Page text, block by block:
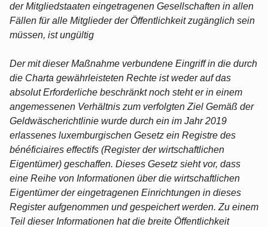
der Mitgliedstaaten eingetragenen Gesellschaften in allen
Fällen für alle Mitglieder der Öffentlichkeit zugänglich sein
müssen, ist ungültig
Der mit dieser Maßnahme verbundene Eingriff in die durch
die Charta gewährleisteten Rechte ist weder auf das
absolut Erforderliche beschränkt noch steht er in einem
angemessenen Verhältnis zum verfolgten Ziel Gemäß der
Geldwäscherichtlinie wurde durch ein im Jahr 2019
erlassenes luxemburgischen Gesetz ein Registre des
bénéficiaires effectifs (Register der wirtschaftlichen
Eigentümer) geschaffen. Dieses Gesetz sieht vor, dass
eine Reihe von Informationen über die wirtschaftlichen
Eigentümer der eingetragenen Einrichtungen in dieses
Register aufgenommen und gespeichert werden. Zu einem
Teil dieser Informationen hat die breite Öffentlichkeit